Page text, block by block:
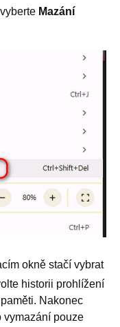
Mazání
okně stačí vybrat
historii prohlížení
Nakonec
vymazání pouze